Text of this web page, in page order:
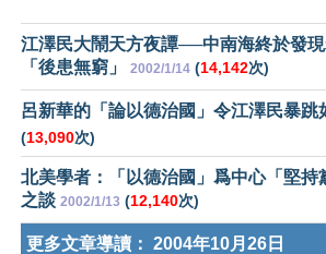
江澤民大鬧天方夜譚──中南海終於發
「後患無窮」
2002/1/14 (14,142次)
呂新華的「論以德治國」令江澤民暴跳
(13,090次)
北美學者：「以德治國」爲中心「堅持
之談 2002/1/13 (12,140次)
更多文章導讀： 2004年10月26日